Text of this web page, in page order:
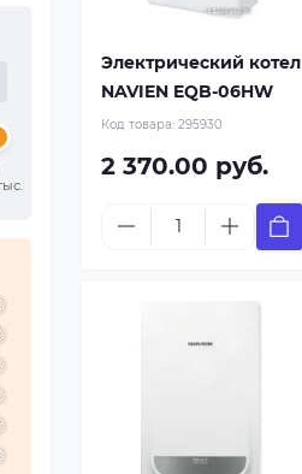
Электрический котел
NAVIEN EQB-06HW
Код товара: 295930
2 370.00 руб.